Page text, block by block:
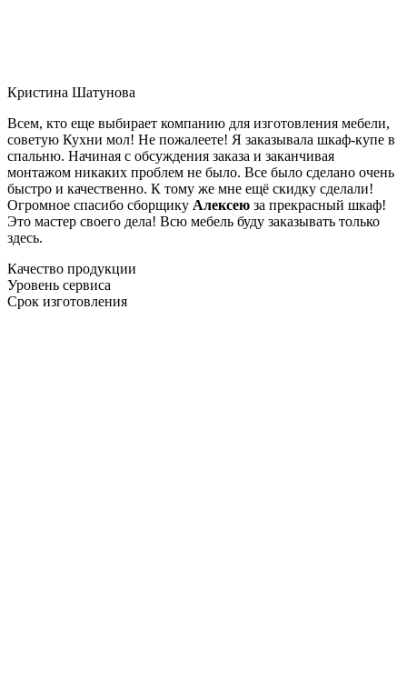
Кристина Шатунова
Всем, кто еще выбирает компанию для изготовления мебели,
советую Кухни мол! Не пожалеете! Я заказывала шкаф-купе в
спальню. Начиная с обсуждения заказа и заканчивая
монтажом никаких проблем не было. Все было сделано очень
быстро и качественно. К тому же мне ещё скидку сделали!
Огромное спасибо сборщику Алексею за прекрасный шкаф!
Это мастер своего дела! Всю мебель буду заказывать только
здесь.
Качество продукции
Уровень сервиса
Срок изготовления